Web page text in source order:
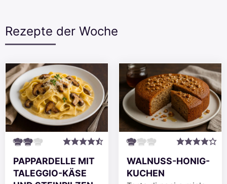
Rezepte der Woche
PAPPARDELLE MIT
TALEGGIO-KÄSE
WALNUSS-HONIG-
KUCHEN